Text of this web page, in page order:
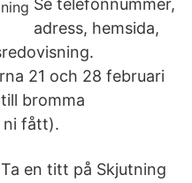
Se telefonnummer,
adress, hemsida,
21 och 28 februari
bromma
ni fått).
en titt på Skjutning